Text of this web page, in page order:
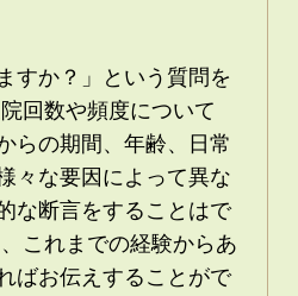
すか？」という質問を
回数や頻度について
らの期間、年齢、日常
々な要因によって異な
な断言をすることはで
これまでの経験からあ
ばお伝えすることがで